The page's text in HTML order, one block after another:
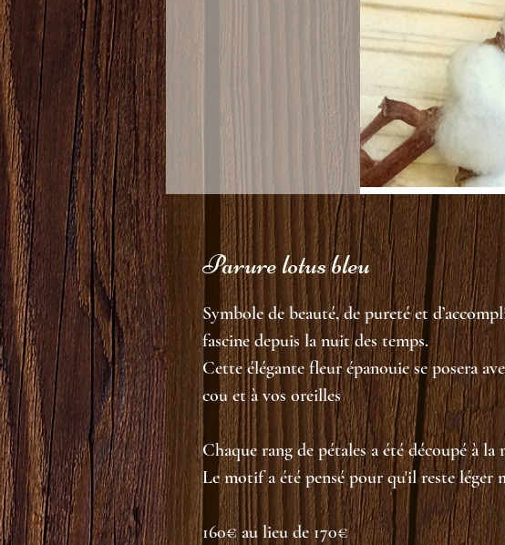
Parure lotus bleu
Symbole de beauté, de pureté et
fascine depuis la nuit des temps.
Cette élégante fleur épanouie se posera
cou et à vos oreilles
Chaque rang de pétales a été découpé à la
Le motif a été pensé pour qu'il reste léger
160€ au lieu de 170€